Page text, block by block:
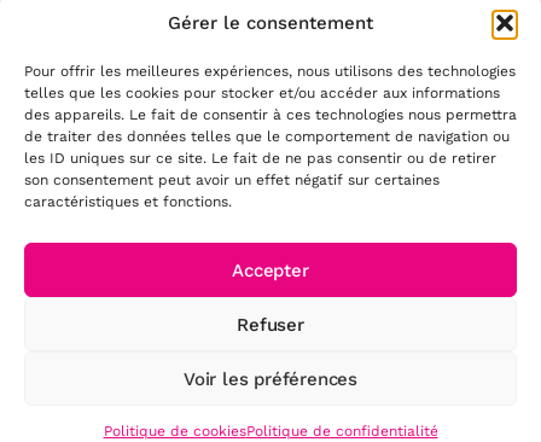
Gérer le consentement
Pour offrir les meilleures expériences, nous utilisons des technologies
telles que les cookies pour stocker et/ou accéder aux informations
des appareils. Le fait de consentir à ces technologies nous permettra
de traiter des données telles que le comportement de navigation ou
les ID uniques sur ce site. Le fait de ne pas consentir ou de retirer
son consentement peut avoir un effet négatif sur certaines
caractéristiques et fonctions.
Accepter
Refuser
Voir les préférences
Politique de cookiesPolitique de confidentialité
Du lundi au vendredi :
8:30-17:30
50 rue Antoine de Saint Exupéry
29490, Guipavas
Mentions légales